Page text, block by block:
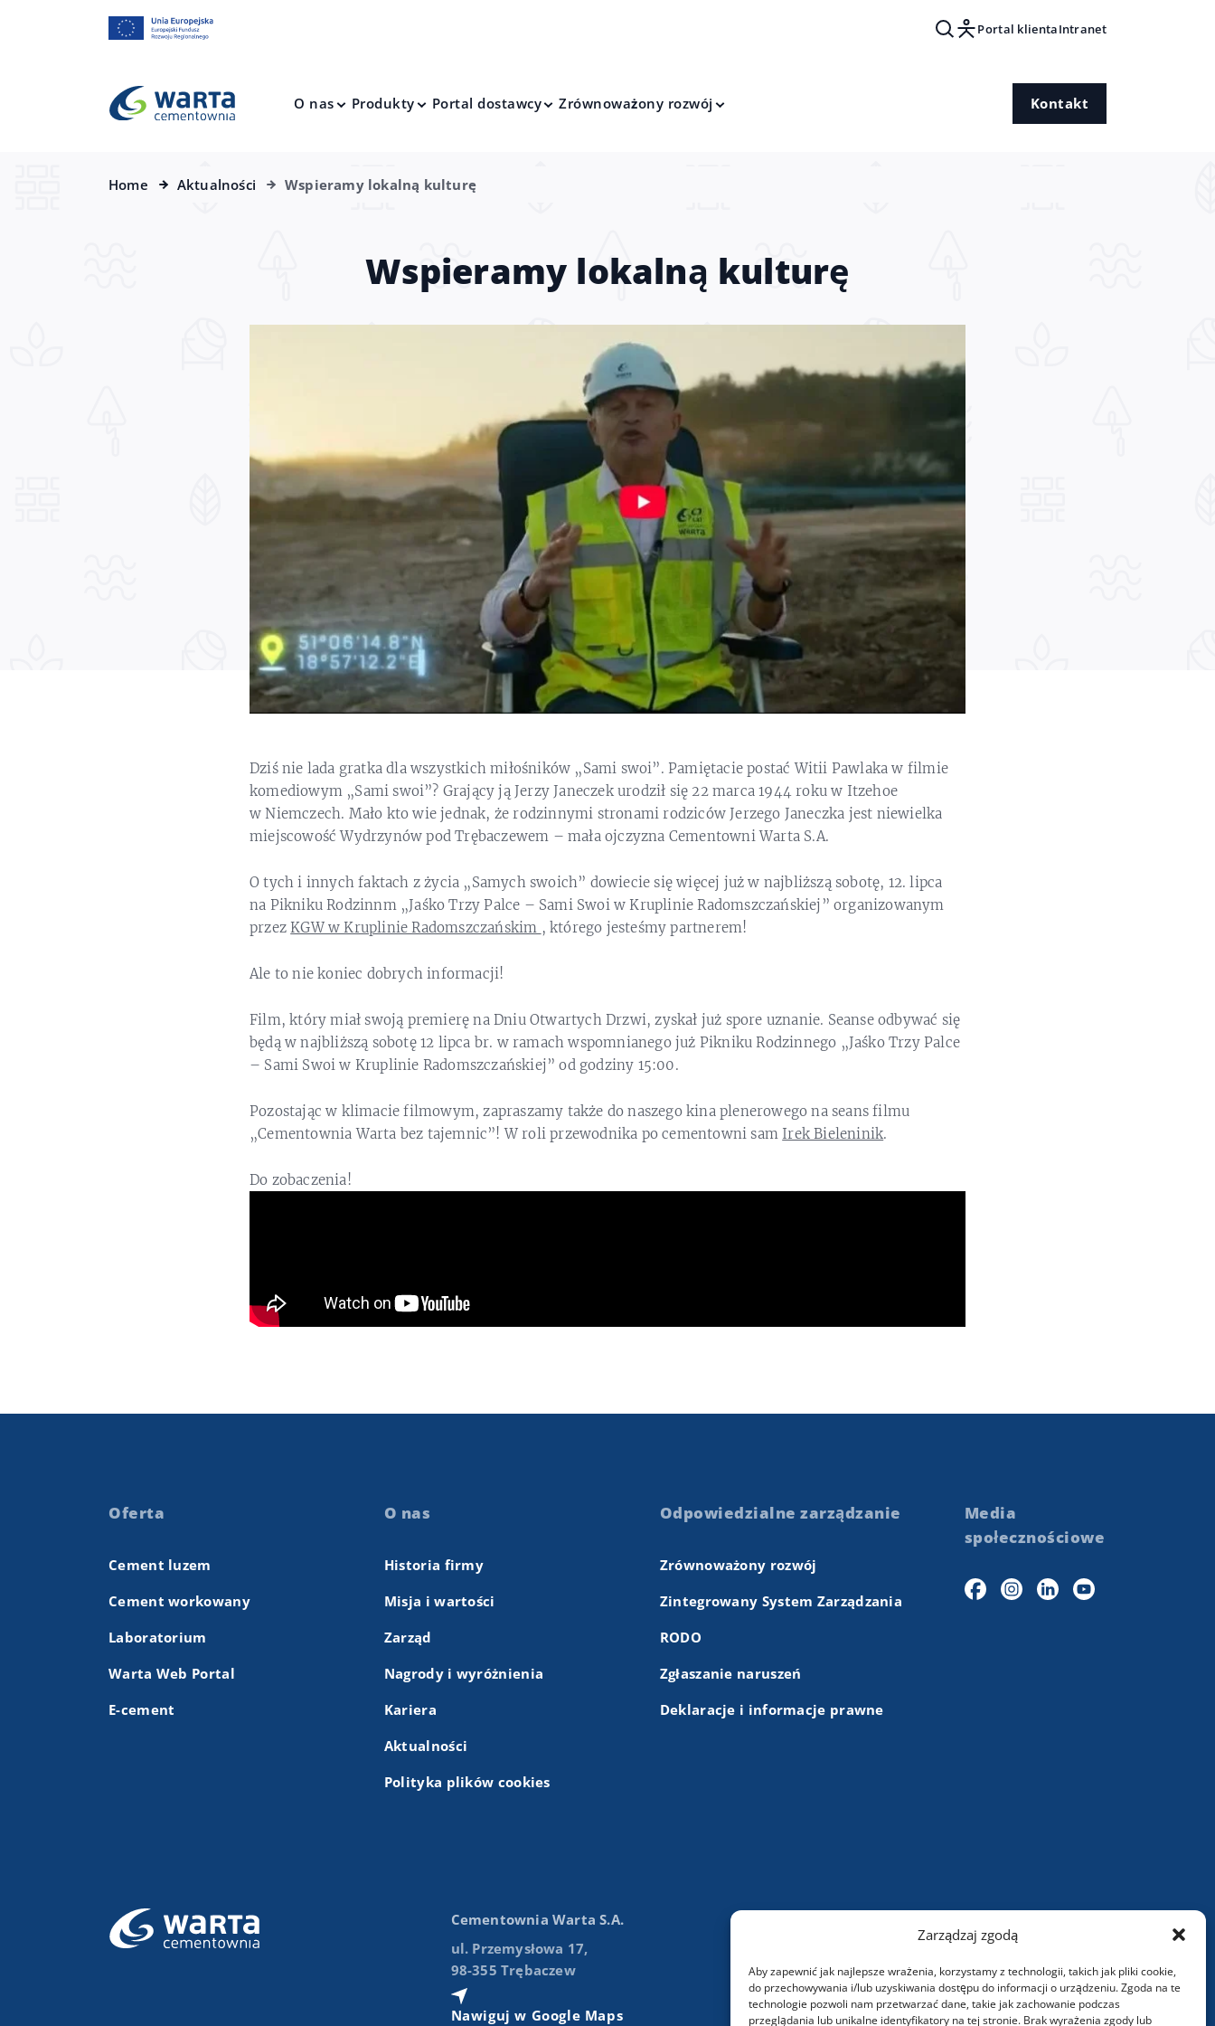
Zarządzaj zgodą
Aby zapewnić jak najlepsze wrażenia, korzystamy z technologii, takich jak pliki cookie,
do przechowywania i/lub uzyskiwania dostępu do informacji o urządzeniu. Zgoda na te
technologie pozwoli nam przetwarzać dane, takie jak zachowanie podczas
przeglądania lub unikalne identyfikatory na tej stronie. Brak wyrażenia zgody lub
Portal klientaIntranet
O nas Produkty Portal dostawcy Zrównoważony rozwój Kontakt
Home Aktualności Wspieramy lokalną kulturę
Wspieramy lokalną kulturę
Dziś nie lada gratka dla wszystkich miłośników „Sami swoi”. Pamiętacie postać Witii Pawlaka w filmie
komediowym „Sami swoi”? Grający ją Jerzy Janeczek urodził się 22 marca 1944 roku w Itzehoe
w Niemczech. Mało kto wie jednak, że rodzinnymi stronami rodziców Jerzego Janeczka jest niewielka
miejscowość Wydrzynów pod Trębaczewem – mała ojczyzna Cementowni Warta S.A.
O tych i innych faktach z życia „Samych swoich” dowiecie się więcej już w najbliższą sobotę, 12. lipca
na Pikniku Rodzinnm „Jaśko Trzy Palce – Sami Swoi w Kruplinie Radomszczańskiej” organizowanym
przez KGW w Kruplinie Radomszczańskim , którego jesteśmy partnerem!
Ale to nie koniec dobrych informacji!
Film, który miał swoją premierę na Dniu Otwartych Drzwi, zyskał już spore uznanie. Seanse odbywać się
będą w najbliższą sobotę 12 lipca br. w ramach wspomnianego już Pikniku Rodzinnego „Jaśko Trzy Palce
– Sami Swoi w Kruplinie Radomszczańskiej” od godziny 15:00.
Pozostając w klimacie filmowym, zapraszamy także do naszego kina plenerowego na seans filmu
„Cementownia Warta bez tajemnic”! W roli przewodnika po cementowni sam Irek Bieleninik.
Do zobaczenia!
Oferta
Cement luzem
Cement workowany
Laboratorium
Warta Web Portal
E-cement
O nas
Historia firmy
Misja i wartości
Zarząd
Nagrody i wyróżnienia
Kariera
Aktualności
Polityka plików cookies
Odpowiedzialne zarządzanie
Zrównoważony rozwój
Zintegrowany System Zarządzania
RODO
Zgłaszanie naruszeń
Deklaracje i informacje prawne
Media
społecznościowe
Cementownia Warta S.A.
ul. Przemysłowa 17,
98-355 Trębaczew
Nawiguj w Google Maps
info@wartasa.com.pl
Kontakt